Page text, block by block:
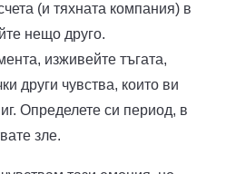
(и тяхната компания) в
нещо друго.
изживейте тъгата,
други чувства, които ви
Определете си период, в
зле.